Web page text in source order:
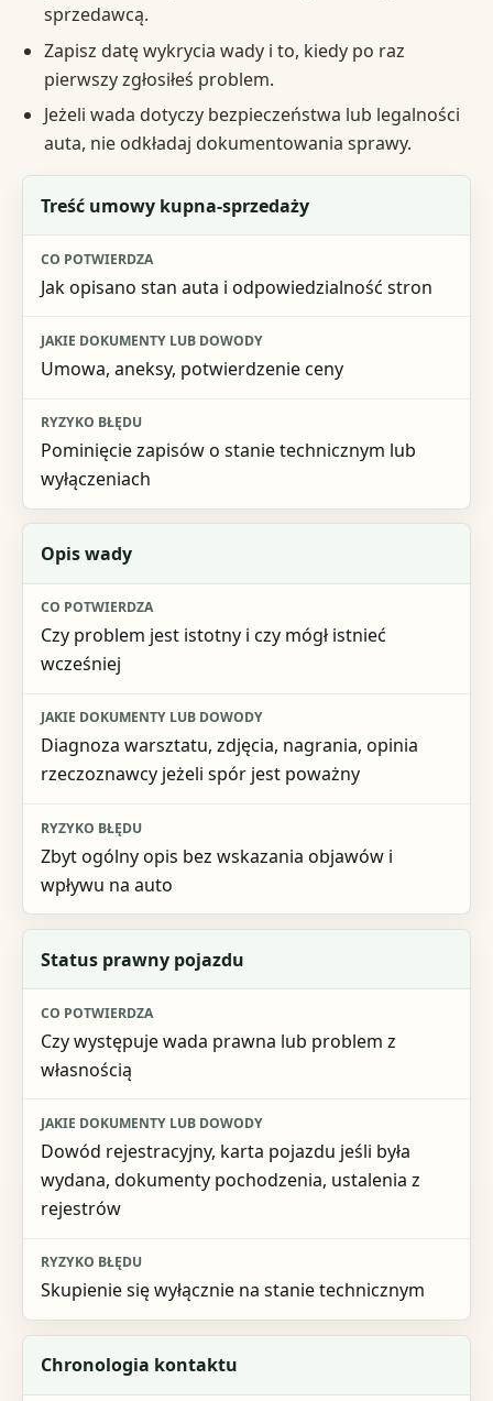
sprzedawcą.
Zapisz datę wykrycia wady i to, kiedy po raz
pierwszy zgłosiłeś problem.
Jeżeli wada dotyczy bezpieczeństwa lub legalności
auta, nie odkładaj dokumentowania sprawy.
Element do sprawdzenia
Co potwierdza
Jakie dokumenty lub dowody
Ryzyko błędu
Treść umowy kupna-sprzedaży
Jak opisano stan auta i odpowiedzialność stron
Umowa, aneksy, potwierdzenie ceny
Pominięcie zapisów o stanie technicznym lub
wyłączeniach
Opis wady
Czy problem jest istotny i czy mógł istnieć
wcześniej
Diagnoza warsztatu, zdjęcia, nagrania, opinia
rzeczoznawcy jeżeli spór jest poważny
Zbyt ogólny opis bez wskazania objawów i
wpływu na auto
Status prawny pojazdu
Czy występuje wada prawna lub problem z
własnością
Dowód rejestracyjny, karta pojazdu jeśli była
wydana, dokumenty pochodzenia, ustalenia z
rejestrów
Skupienie się wyłącznie na stanie technicznym
Chronologia kontaktu